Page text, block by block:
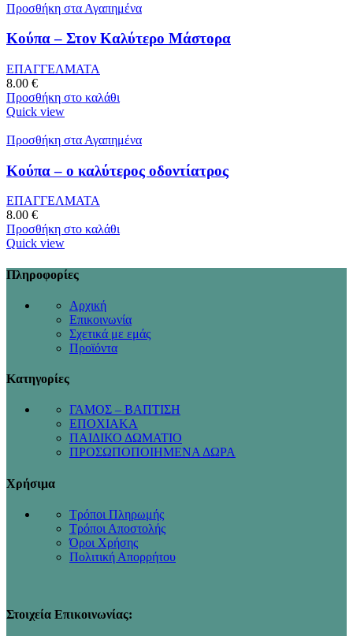
Προσθήκη στα Αγαπημένα
Κούπα – Στον Καλύτερο Μάστορα
ΕΠΑΓΓΕΛΜΑΤΑ
8.00 €
Προσθήκη στο καλάθι
Quick view
Προσθήκη στα Αγαπημένα
Κούπα – ο καλύτερος οδοντίατρος
ΕΠΑΓΓΕΛΜΑΤΑ
8.00 €
Προσθήκη στο καλάθι
Quick view
Πληροφορίες
Αρχική
Επικοινωνία
Σχετικά με εμάς
Προϊόντα
Κατηγορίες
ΓΑΜΟΣ – ΒΑΠΤΙΣΗ
ΕΠΟΧΙΑΚΑ
ΠΑΙΔΙΚΟ ΔΩΜΑΤΙΟ
ΠΡΟΣΩΠΟΠΟΙΗΜΕΝΑ ΔΩΡΑ
Χρήσιμα
Τρόποι Πληρωμής
Τρόποι Αποστολής
Όροι Χρήσης
Πολιτική Απορρήτου
Στοιχεία Επικοινωνίας: